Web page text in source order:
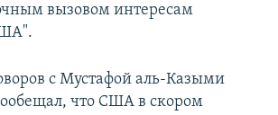
вызовом интересам
с Мустафой аль-Казыми
что США в скором